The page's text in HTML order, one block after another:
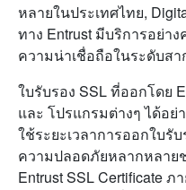
หลายในประเทศไทย,
ทาง Entrust มีบริการอย่า
ความน่าเชื่อถือในระดับสา
ใบรับรอง SSL ที่ออกโดย
และ โปรแกรมต่างๆ ได้อ
ใช้ระยะเวลาการออกใบรั
ความปลอดภัยหลากหลาย
Entrust SSL Certificate ภ